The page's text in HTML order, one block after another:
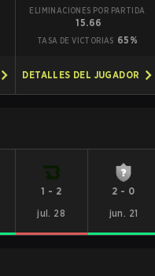
ELIMINACIONES POR PARTIDA
15.66
TASA DE VICTORIAS 65%
DETALLES DEL JUGADOR
1 - 2
jul. 28
2 - 0
jun. 21